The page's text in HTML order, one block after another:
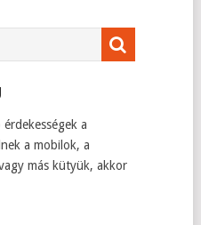
a
a mobilok, a
más kütyük, akkor